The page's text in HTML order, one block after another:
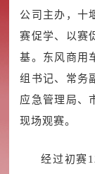
公司主办，十
赛促学、以赛
基。东风商用
组书记、常务
应急管理局、
现场观赛。
经过初赛